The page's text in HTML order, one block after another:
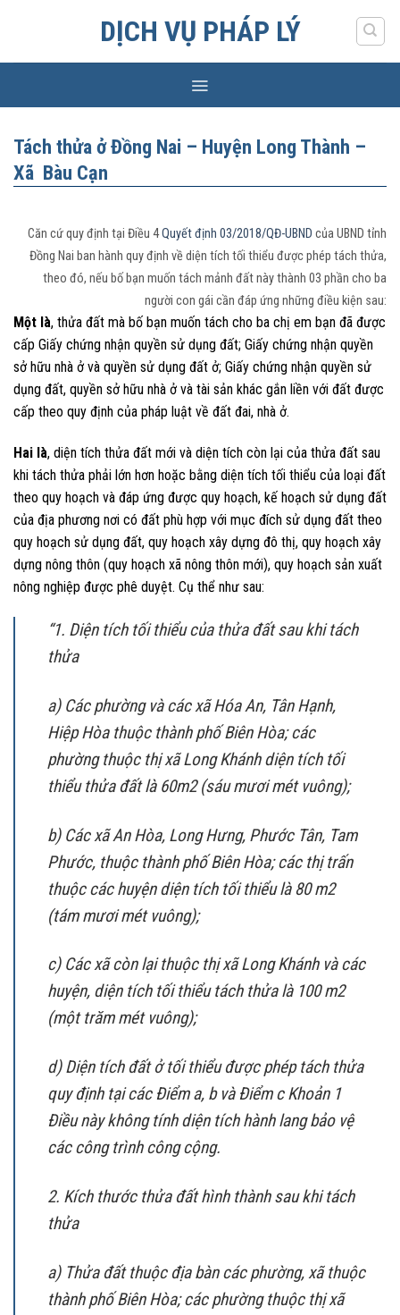
DỊCH VỤ PHÁP LÝ
Tách thửa ở Đồng Nai – Huyện Long Thành –
Xã Bàu Cạn
Căn cứ quy định tại Điều 4Quyết định 03/2018/QĐ-UBND của UBND tỉnh
Đồng Nai ban hành quy định về diện tích tối thiểu được phép tách thửa,
theo đó, nếu bố bạn muốn tách mảnh đất này thành 03 phần cho ba
người con gái cần đáp ứng những điều kiện sau:
Một là, thửa đất mà bố bạn muốn tách cho ba chị em bạn đã được
cấp Giấy chứng nhận quyền sử dụng đất; Giấy chứng nhận quyền
sở hữu nhà ở và quyền sử dụng đất ở; Giấy chứng nhận quyền sử
dụng đất, quyền sở hữu nhà ở và tài sản khác gắn liền với đất được
cấp theo quy định của pháp luật về đất đai, nhà ở.
Hai là, diện tích thửa đất mới và diện tích còn lại của thửa đất sau
khi tách thửa phải lớn hơn hoặc bằng diện tích tối thiểu của loại đất
theo quy hoạch và đáp ứng được quy hoạch, kế hoạch sử dụng đất
của địa phương nơi có đất phù hợp với mục đích sử dụng đất theo
quy hoạch sử dụng đất, quy hoạch xây dựng đô thị, quy hoạch xây
dựng nông thôn (quy hoạch xã nông thôn mới), quy hoạch sản xuất
nông nghiệp được phê duyệt. Cụ thể như sau:
“1. Diện tích tối thiểu của thửa đất sau khi tách
thửa
a) Các phường và các xã Hóa An, Tân Hạnh,
Hiệp Hòa thuộc thành phố Biên Hòa; các
phường thuộc thị xã Long Khánh diện tích tối
thiểu thửa đất là 60m2 (sáu mươi mét vuông);
b) Các xã An Hòa, Long Hưng, Phước Tân, Tam
Phước, thuộc thành phố Biên Hòa; các thị trấn
thuộc các huyện diện tích tối thiểu là 80 m2
(tám mươi mét vuông);
c) Các xã còn lại thuộc thị xã Long Khánh và các
huyện, diện tích tối thiểu tách thửa là 100 m2
(một trăm mét vuông);
d) Diện tích đất ở tối thiểu được phép tách thửa
quy định tại các Điểm a, b và Điểm c Khoản 1
Điều này không tính diện tích hành lang bảo vệ
các công trình công cộng.
2. Kích thước thửa đất hình thành sau khi tách
thửa
a) Thửa đất thuộc địa bàn các phường, xã thuộc
thành phố Biên Hòa; các phường thuộc thị xã